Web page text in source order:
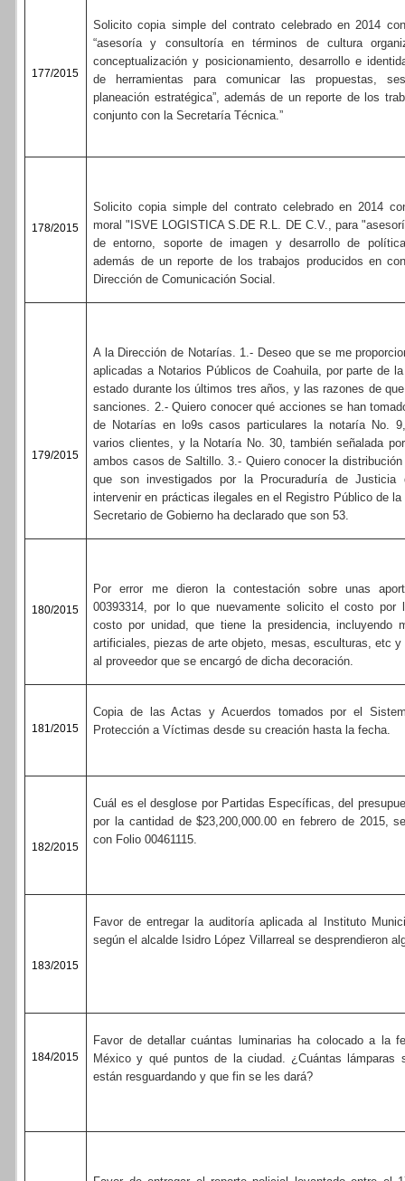
177/2015
Solicito copia simple del contrato celebrado en 2014
“asesoría y consultoría en términos de cultura
conceptualización y posicionamiento, desarrollo e
de herramientas para comunicar las propuestas,
planeación estratégica”, además de un reporte de los
conjunto con la Secretaría Técnica.”
178/2015
Solicito copia simple del contrato celebrado en 2014
moral "ISVE LOGISTICA S.DE R.L. DE C.V., para
de entorno, soporte de imagen y desarrollo de
además de un reporte de los trabajos producidos en
Dirección de Comunicación Social.
179/2015
A la Dirección de Notarías. 1.- Deseo que se me
aplicadas a Notarios Públicos de Coahuila, por parte de
estado durante los últimos tres años, y las razones de
sanciones. 2.- Quiero conocer qué acciones se han
de Notarías en lo9s casos particulares la notaría No.
varios clientes, y la Notaría No. 30, también señalada
ambos casos de Saltillo. 3.- Quiero conocer la
que son investigados por la Procuraduría de Justicia
intervenir en prácticas ilegales en el Registro Público de
Secretario de Gobierno ha declarado que son 53.
180/2015
Por error me dieron la contestación sobre unas
00393314, por lo que nuevamente solicito el costo por
costo por unidad, que tiene la presidencia, incluyendo
artificiales, piezas de arte objeto, mesas, esculturas, etc y
al proveedor que se encargó de dicha decoración.
181/2015
Copia de las Actas y Acuerdos tomados por el
Protección a Víctimas desde su creación hasta la fecha.
182/2015
Cuál es el desglose por Partidas Específicas, del
por la cantidad de $23,200,000.00 en febrero de 2015,
con Folio 00461115.
183/2015
Favor de entregar la auditoría aplicada al Instituto
según el alcalde Isidro López Villarreal se desprendieron
184/2015
Favor de detallar cuántas luminarias ha colocado a la
México y qué puntos de la ciudad. ¿Cuántas lámparas
están resguardando y que fin se les dará?